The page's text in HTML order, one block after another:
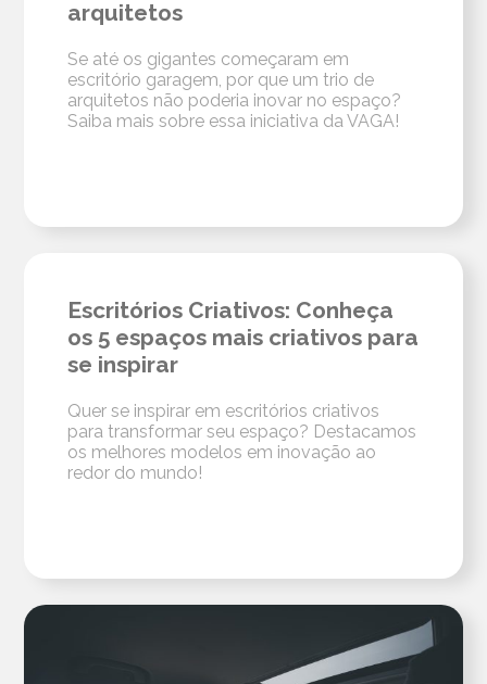
arquitetos
Se até os gigantes começaram em
escritório garagem, por que um trio de
arquitetos não poderia inovar no espaço?
Saiba mais sobre essa iniciativa da VAGA!
Escritórios Criativos: Conheça
os 5 espaços mais criativos para
se inspirar
Quer se inspirar em escritórios criativos
para transformar seu espaço? Destacamos
os melhores modelos em inovação ao
redor do mundo!